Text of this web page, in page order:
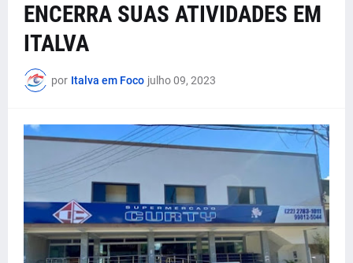
ENCERRA SUAS ATIVIDADES EM
ITALVA
por Italva em Foco julho 09, 2023